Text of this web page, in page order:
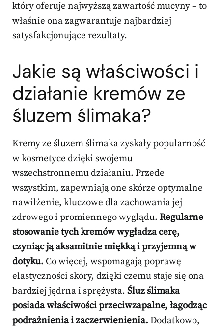
który oferuje najwyższą zawartość mucyny – to
właśnie ona zagwarantuje najbardziej
satysfakcjonujące rezultaty.
Jakie są właściwości i
działanie kremów ze
śluzem ślimaka?
Kremy ze śluzem ślimaka zyskały popularność
w kosmetyce dzięki swojemu
wszechstronnemu działaniu. Przede
wszystkim, zapewniają one skórze optymalne
nawilżenie, kluczowe dla zachowania jej
zdrowego i promiennego wyglądu. Regularne
stosowanie tych kremów wygładza cerę,
czyniąc ją aksamitnie miękką i przyjemną w
dotyku. Co więcej, wspomagają poprawę
elastyczności skóry, dzięki czemu staje się ona
bardziej jędrna i sprężysta. Śluz ślimaka
posiada właściwości przeciwzapalne, łagodząc
podrażnienia i zaczerwienienia. Dodatkowo,